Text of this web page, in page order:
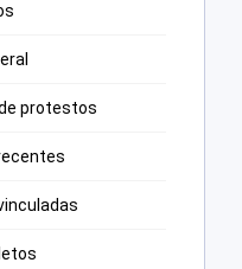
protestos